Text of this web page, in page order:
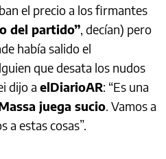
el precio a los firmantes
del partido”, decían) pero
había salido el
que desata los nudos
dijo a elDiarioAR: “Es una
juega sucio. Vamos a
a estas cosas”.